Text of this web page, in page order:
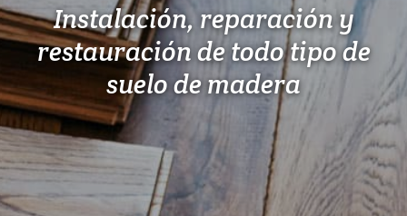
Instalación, reparación y
restauración de todo tipo de
suelo de madera